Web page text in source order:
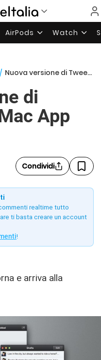
AirPods Watch
/ Nuova versione di Tweetbot su Mac App Store
di
App
Condividi
realtime tutto
ti basta creare un account
!
e arriva alla